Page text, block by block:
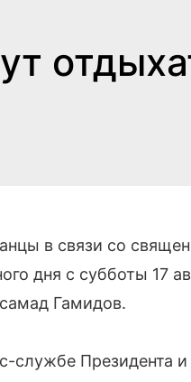
в связи со
дня с субботы 17
Гамидов.
Президента и